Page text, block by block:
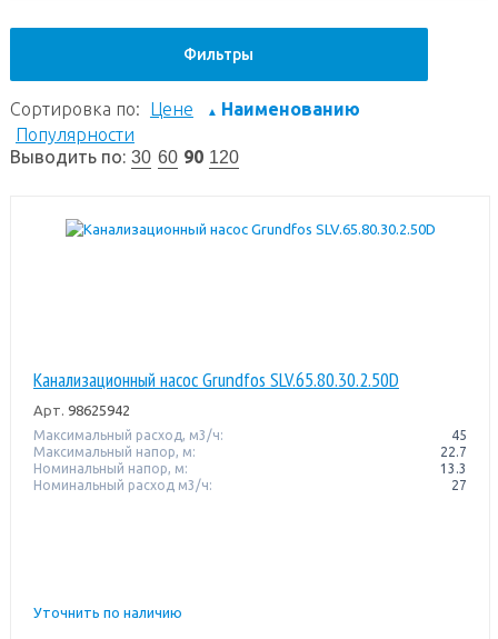
Фильтры
Сортировка по: Цене ▲ Наименованию
Популярности
Выводить по: 30 60 90 120
Канализационный насос Grundfos SLV.65.80.30.2.50D
Арт. 98625942
Максимальный расход, м3/ч:
45
Максимальный напор, м:
22.7
Номинальный напор, м:
13.3
Номинальный расход м3/ч:
27
Уточнить по наличию